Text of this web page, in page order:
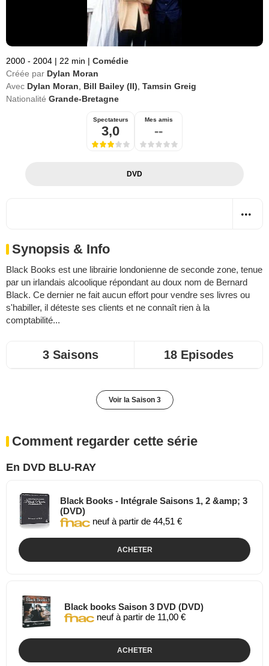
2000 - 2004 | 22 min | Comédie
Créée par Dylan Moran
Avec Dylan Moran Bill Bailey (II) Tamsin Greig
Nationalité Grande-Bretagne
Spectateurs
3,0
Mes amis
--
DVD
Synopsis & Info
Black Books est une librairie londonienne de seconde zone, tenue
par un irlandais alcoolique répondant au doux nom de Bernard
Black. Ce dernier ne fait aucun effort pour vendre ses livres ou
s'habiller, il déteste ses clients et ne connaît rien à la
comptabilité...
3 Saisons 18 Episodes
Voir la Saison 3
Comment regarder cette série
En DVD BLU-RAY
Black Books - Intégrale Saisons 1, 2 &amp; 3
(DVD)
neuf à partir de 44,51 €
ACHETER
Black books Saison 3 DVD (DVD)
neuf à partir de 11,00 €
ACHETER